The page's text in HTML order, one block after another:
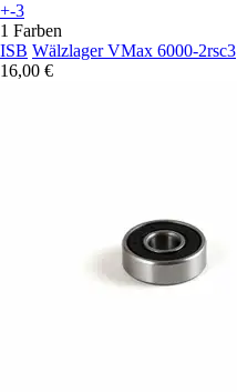
+-3
1 Farben
ISB Wälzlager VMax 6000-2rsc3
16,00 €